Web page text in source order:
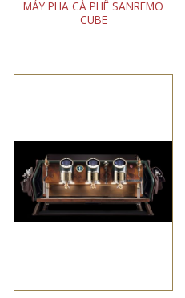
MÁY PHA CÀ PHÊ SANREMO
CUBE